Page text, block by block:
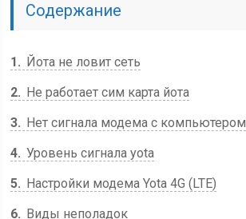
Содержание
1
Йота не ловит сеть
2
Не работает сим карта йота
3
Нет сигнала модема с компьютером
4 Уровень сигнала yota
5
Настройки модема Yota 4G (LTE)
6
Виды неполадок